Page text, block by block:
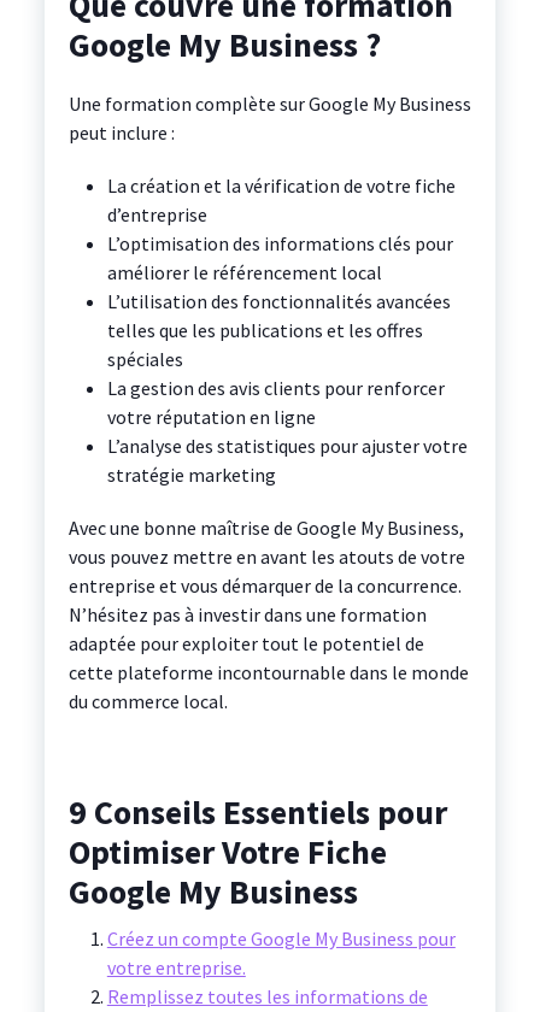
Google My Business ?
Une formation complète sur Google My Business
peut inclure :
La création et la vérification de votre fiche
d’entreprise
L’optimisation des informations clés pour
améliorer le référencement local
L’utilisation des fonctionnalités avancées
telles que les publications et les offres
spéciales
La gestion des avis clients pour renforcer
votre réputation en ligne
L’analyse des statistiques pour ajuster votre
stratégie marketing
Avec une bonne maîtrise de Google My Business,
vous pouvez mettre en avant les atouts de votre
entreprise et vous démarquer de la concurrence.
N’hésitez pas à investir dans une formation
adaptée pour exploiter tout le potentiel de
cette plateforme incontournable dans le monde
du commerce local.
9 Conseils Essentiels pour
Optimiser Votre Fiche
Google My Business
Créez un compte Google My Business pour
votre entreprise.
Remplissez toutes les informations de